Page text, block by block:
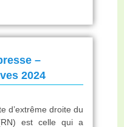
–
2024
d’extrême droite du
est celle qui a